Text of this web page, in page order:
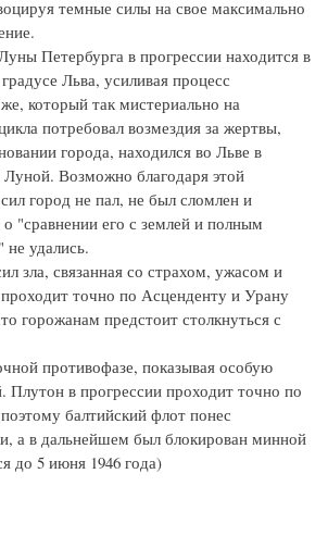
темные силы на свое максимально
Петербурга в прогрессии находится в
Льва, усиливая процесс
который так мистериально на
потребовал возмездия за жертвы,
города, находился во Льве в
Возможно благодаря этой
город не пал, не был сломлен и
о "сравнении его с землей и полным
удались.
зла, связанная со страхом, ужасом и
точно по Асценденту и Урану
горожанам предстоит столкнуться с
противофазе, показывая особую
Плутон в прогрессии проходит точно по
балтийский флот понес
а в дальнейшем был блокирован минной
до 5 июня 1946 года)